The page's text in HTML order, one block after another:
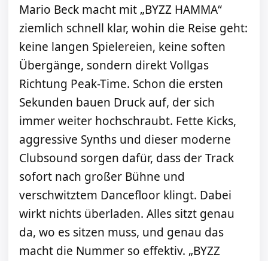
Mario Beck macht mit „BYZZ HAMMA“
ziemlich schnell klar, wohin die Reise geht:
keine langen Spielereien, keine soften
Übergänge, sondern direkt Vollgas
Richtung Peak-Time. Schon die ersten
Sekunden bauen Druck auf, der sich
immer weiter hochschraubt. Fette Kicks,
aggressive Synths und dieser moderne
Clubsound sorgen dafür, dass der Track
sofort nach großer Bühne und
verschwitztem Dancefloor klingt. Dabei
wirkt nichts überladen. Alles sitzt genau
da, wo es sitzen muss, und genau das
macht die Nummer so effektiv. „BYZZ